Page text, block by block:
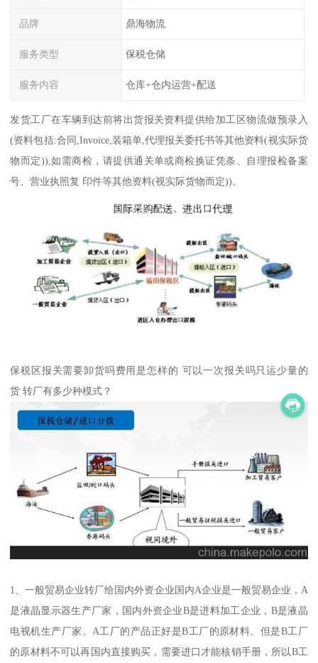
品牌 鼎海物流
服务类型 保税仓储
服务内容 仓库+仓内运营+配送
发货工厂在车辆到达前将出货报关资料提供给加工区物流做预录入
(资料包括:合同,Invoice,装箱单,代理报关委托书等其他资料(视实际货
物而定)),如需商检，请提供通关单或商检换证凭条、自理报检备案
号、营业执照复 印件等其他资料(视实际货物而定))。
保税区报关需要卸货吗费用是怎样的 可以一次报关吗只运少量的
货 转厂有多少种模式？
1、一般贸易企业转厂给国内外资企业国内A企业是一般贸易企业，A
是液晶显示器生产厂家，国内外资企业B是进料加工企业，B是液晶
电视机生产厂家。A工厂的产品正好是B工厂的原材料。但是B工厂
的原材料不可以再国内直接购买，需要进口才能核销手册，所以B工